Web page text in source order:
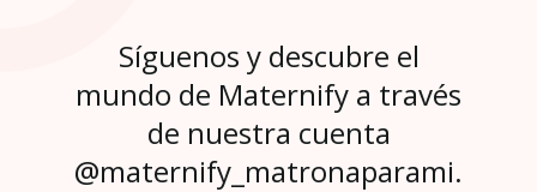
Síguenos y descubre el
mundo de Maternify a través
de nuestra cuenta
@maternify_matronaparami.